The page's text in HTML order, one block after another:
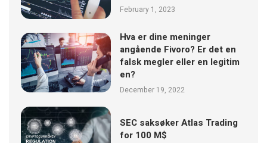
February 1, 2023
Hva er dine meninger
angående Fivoro? Er det en
falsk megler eller en legitim
en?
December 19, 2022
SEC saksøker Atlas Trading
for 100 M$